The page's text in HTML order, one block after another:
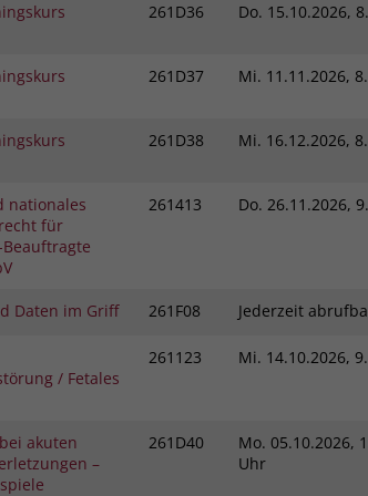
261D36 Do. 15.10.2026,
261D37 Mi. 11.11.2026,
261D38 Mi. 16.12.2026,
nationales
für
261413 Do. 26.11.2026,
Daten im Griff 261F08 Jederzeit
/ Fetales
261123 Mi. 14.10.2026,
akuten
–
261D40 Mo. 05.10.2026,
Uhr